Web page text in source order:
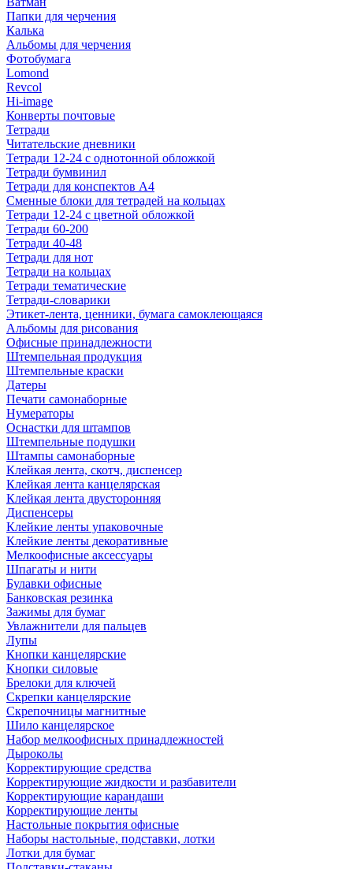
Папки для черчения
Калька
Альбомы для черчения
Фотобумага
Lomond
Revcol
Hi-image
Конверты почтовые
Тетради
Читательские дневники
Тетради 12-24 с однотонной обложкой
Тетради бумвинил
Тетради для конспектов А4
Сменные блоки для тетрадей на кольцах
Тетради 12-24 с цветной обложкой
Тетради 60-200
Тетради 40-48
Тетради для нот
Тетради на кольцах
Тетради тематические
Тетради-словарики
Этикет-лента, ценники, бумага самоклеющаяся
Альбомы для рисования
Офисные принадлежности
Штемпельная продукция
Штемпельные краски
Датеры
Печати самонаборные
Нумераторы
Оснастки для штампов
Штемпельные подушки
Штампы самонаборные
Клейкая лента, скотч, диспенсер
Клейкая лента канцелярская
Клейкая лента двусторонняя
Диспенсеры
Клейкие ленты упаковочные
Клейкие ленты декоративные
Мелкоофисные аксессуары
Шпагаты и нити
Булавки офисные
Банковская резинка
Зажимы для бумаг
Увлажнители для пальцев
Лупы
Кнопки канцелярские
Кнопки силовые
Брелоки для ключей
Скрепки канцелярские
Скрепочницы магнитные
Шило канцелярское
Набор мелкоофисных принадлежностей
Дыроколы
Корректирующие средства
Корректирующие жидкости и разбавители
Корректирующие карандаши
Корректирующие ленты
Настольные покрытия офисные
Наборы настольные, подставки, лотки
Лотки для бумаг